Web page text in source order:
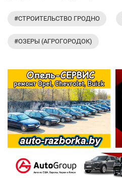
#СТРОИТЕЛЬСТВО ГРОДНО
#ОЗЕРЫ (АГРОГОРОДОК)